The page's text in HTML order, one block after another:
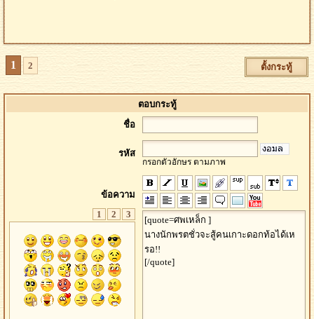
1 2 ตั้งกระทู้
ตอบกระทู้
ชื่อ
รหัส
กรอกตัวอักษร ตามภาพ
ข้อความ
1
2 3